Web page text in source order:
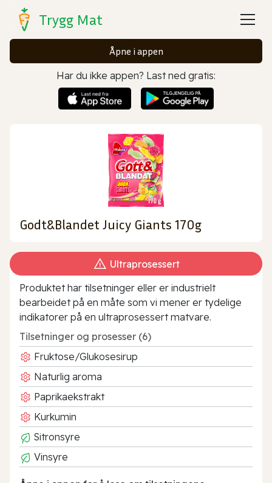
Trygg Mat
Åpne i appen
Har du ikke appen? Last ned gratis:
Godt&Blandet Juicy Giants 170g
Ultraprosessert
Produktet har tilsetninger eller er industrielt
bearbeidet på en måte som vi mener er tydelige
indikatorer på en ultraprosessert matvare.
Tilsetninger og prosesser (6)
Fruktose/Glukosesirup
Naturlig aroma
Paprikaekstrakt
Kurkumin
Sitronsyre
Vinsyre